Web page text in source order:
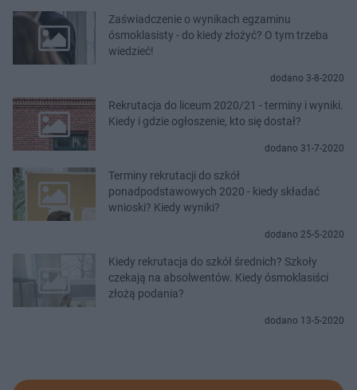
Zaświadczenie o wynikach egzaminu
ósmoklasisty - do kiedy złożyć? O tym trzeba
wiedzieć!
dodano 3-8-2020
Rekrutacja do liceum 2020/21 - terminy i wyniki.
Kiedy i gdzie ogłoszenie, kto się dostał?
dodano 31-7-2020
Terminy rekrutacji do szkół
ponadpodstawowych 2020 - kiedy składać
wnioski? Kiedy wyniki?
dodano 25-5-2020
Kiedy rekrutacja do szkół średnich? Szkoły
czekają na absolwentów. Kiedy ósmoklasiści
złożą podania?
dodano 13-5-2020